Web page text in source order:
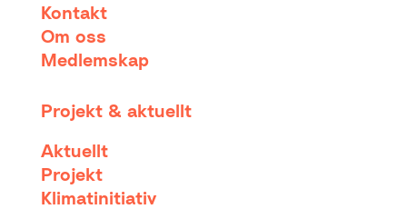
Kontakt
Om oss
Medlemskap
Projekt & aktuellt
Aktuellt
Projekt
Klimatinitiativ